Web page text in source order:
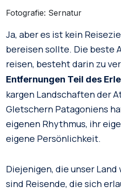
Fotografie: Sernatur
Ja, aber es ist kein
bereisen sollte. Die beste
reisen, besteht darin zu
Entfernungen Teil des
kargen Landschaften der
Gletschern Patagoniens
eigenen Rhythmus, ihr
eigene Persönlichkeit.
Diejenigen, die unser
sind Reisende, die sich